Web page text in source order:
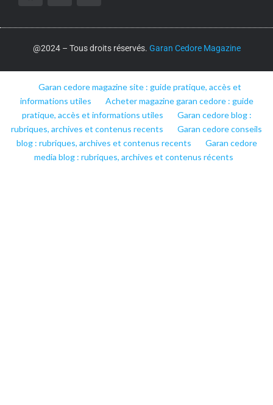
@2024 – Tous droits réservés. Garan Cedore Magazine
Garan cedore magazine site : guide pratique, accès et
informations utiles
Acheter magazine garan cedore : guide
pratique, accès et informations utiles
Garan cedore blog :
rubriques, archives et contenus recents
Garan cedore conseils
blog : rubriques, archives et contenus recents
Garan cedore
media blog : rubriques, archives et contenus récents